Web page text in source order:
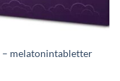
– melatonintabletter